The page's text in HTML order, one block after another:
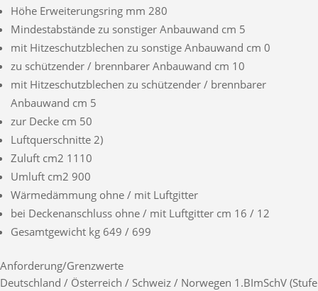
Höhe Erweiterungsring mm 280
Mindestabstände zu sonstiger Anbauwand cm 5
mit Hitzeschutzblechen zu sonstige Anbauwand cm 0
zu schützender / brennbarer Anbauwand cm 10
mit Hitzeschutzblechen zu schützender / brennbarer
Anbauwand cm 5
zur Decke cm 50
Luftquerschnitte 2)
Zuluft cm2 1110
Umluft cm2 900
Wärmedämmung ohne / mit Luftgitter
bei Deckenanschluss ohne / mit Luftgitter cm 16 / 12
Gesamtgewicht kg 649 / 699
Anforderung/Grenzwerte
Deutschland / Österreich / Schweiz / Norwegen 1.BImSchV (Stufe